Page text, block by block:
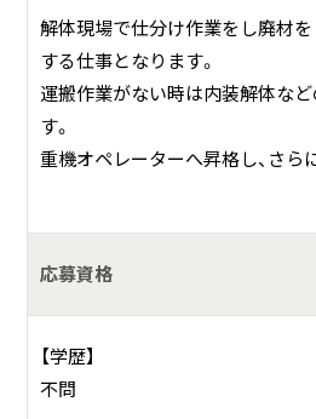
ます。
そのために重要な事は『法律を守る事
現在、建設業は事故が多く発生して
為に、国は企業へ許可取得や個人
す。
また、スタッフの教育も事故を防ぐ
やお客様対応・近隣へ配慮した工事
プへも務めております。
解体現場で仕分け作業をし廃材
する仕事となります。
運搬作業がない時は内装解体な
す。
重機オペレーターへ昇格し、さら
応募資格
【学歴】
不問